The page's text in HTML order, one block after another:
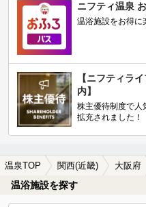
ニフティ温泉
温浴施設をお得に
【ニフティラ
内】
株主優待制度で人
拡充されました！
温泉TOP 関西(近畿) 大阪府
温浴施設を探す